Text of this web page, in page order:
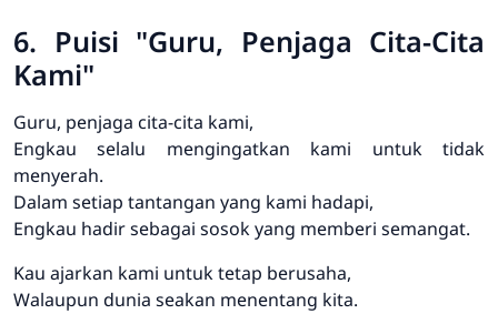
6. Puisi "Guru, Penjaga Cita-Cita
Kami"
Guru, penjaga cita-cita kami,
Engkau selalu mengingatkan kami untuk tidak
menyerah.
Dalam setiap tantangan yang kami hadapi,
Engkau hadir sebagai sosok yang memberi semangat.
Kau ajarkan kami untuk tetap berusaha,
Walaupun dunia seakan menentang kita.